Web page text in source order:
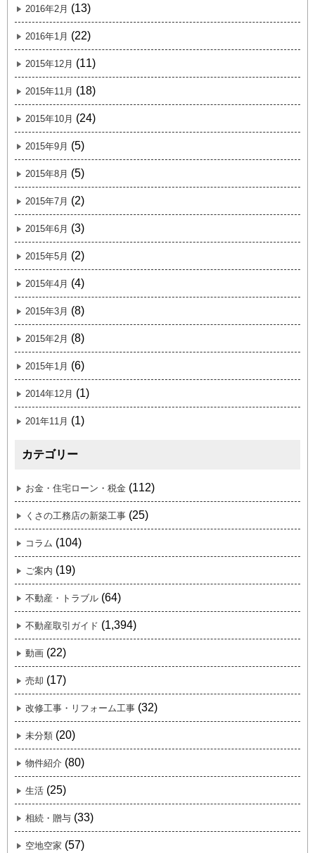
2016年2月 (13)
2016年1月 (22)
2015年12月 (11)
2015年11月 (18)
2015年10月 (24)
2015年9月 (5)
2015年8月 (5)
2015年7月 (2)
2015年6月 (3)
2015年5月 (2)
2015年4月 (4)
2015年3月 (8)
2015年2月 (8)
2015年1月 (6)
2014年12月 (1)
201年11月 (1)
カテゴリー
お金・住宅ローン・税金 (112)
くさの工務店の新築工事 (25)
コラム (104)
ご案内 (19)
不動産・トラブル (64)
不動産取引ガイド (1,394)
動画 (22)
売却 (17)
改修工事・リフォーム工事 (32)
未分類 (20)
物件紹介 (80)
生活 (25)
相続・贈与 (33)
空地空家 (57)